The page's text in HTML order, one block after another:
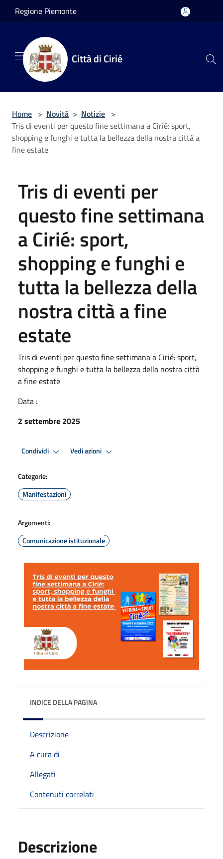
Salta al contenuto principale
Regione Piemonte
Città di Cirié
Home > Novità > Notizie >
Tris di eventi per questo fine settimana a Cirié: sport,
shopping e funghi e tutta la bellezza della nostra città a
fine estate
Tris di eventi per
questo fine settimana
a Cirié: sport,
shopping e funghi e
tutta la bellezza della
nostra città a fine
estate
Tris di eventi per questo fine settimana a Cirié: sport,
shopping e funghi e tutta la bellezza della nostra città
a fine estate
Data :
2 settembre 2025
Condividi Vedi azioni
Categorie:
Manifestazioni
Argomenti:
Comunicazione istituzionale
INDICE DELLA PAGINA
Descrizione
A cura di
Allegati
Contenuti correlati
Descrizione